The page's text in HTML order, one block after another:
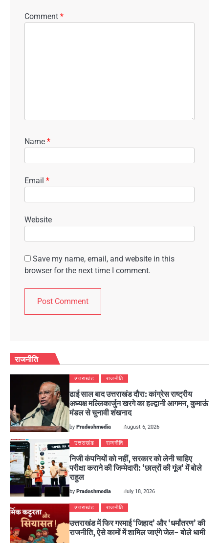
Comment *
Name *
Email *
Website
Save my name, email, and website in this
browser for the next time I comment.
राजनीति
उत्तराखंड राजनीति
ढाई साल बाद उत्तराखंड दौरा: कांग्रेस राष्ट्रीय
अध्यक्ष मल्लिकार्जुन खरगे का हल्द्वानी आगमन, कुमाऊं
मंडल से चुनावी शंखनाद
by Pradeshmedia August 6, 2026
उत्तराखंड राजनीति
निजी कंपनियों को नहीं, सरकार को लेनी चाहिए
परीक्षा कराने की जिम्मेदारी: ‘छात्रों की गूंज’ में बोले
राहुल
by Pradeshmedia July 18, 2026
उत्तराखंड राजनीति
उत्तराखंड में फिर गरमाई ‘जिहाद’ और ‘धर्मांतरण’ की
राजनीति, ऐसे कामों में शामिल जाएंगे जेल- बोले धामी